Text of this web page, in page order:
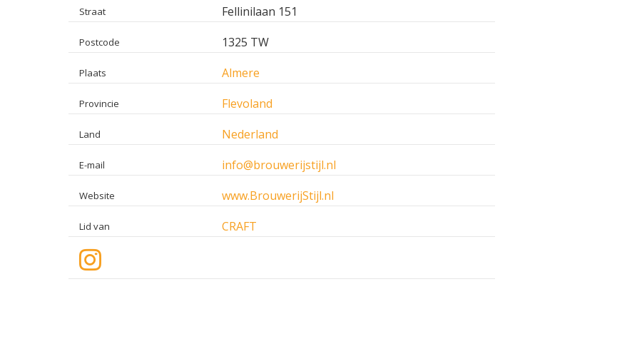
Straat Fellinilaan 151
Postcode 1325 TW
Plaats Almere
Provincie Flevoland
Land Nederland
E-mail info@brouwerijstijl.nl
Website www.BrouwerijStijl.nl
Lid van CRAFT